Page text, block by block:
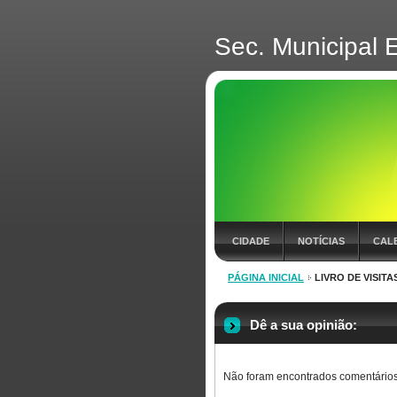
Sec. Municipal
CIDADE NOTÍCIAS
PÁGINA INICIAL LIVRO DE
Dê a sua opinião:
Não foram encontrados